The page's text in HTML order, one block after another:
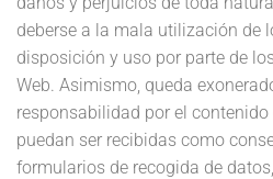
deberse a la mala utilización de
disposición y uso por parte de
Web. Asimismo, queda
responsabilidad por el
puedan ser recibidas como
formularios de recogida de